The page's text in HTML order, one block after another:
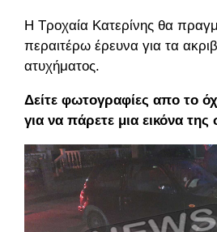
Η Τροχαία Κατερίνης θα
περαιτέρω έρευνα για τα
ατυχήματος.
Δείτε φωτογραφίες απο το
για να πάρετε μια εικόνα